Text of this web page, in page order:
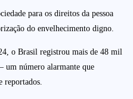
para os direitos da pessoa
do envelhecimento digno.
o Brasil registrou mais de 48 mil
um número alarmante que
reportados.